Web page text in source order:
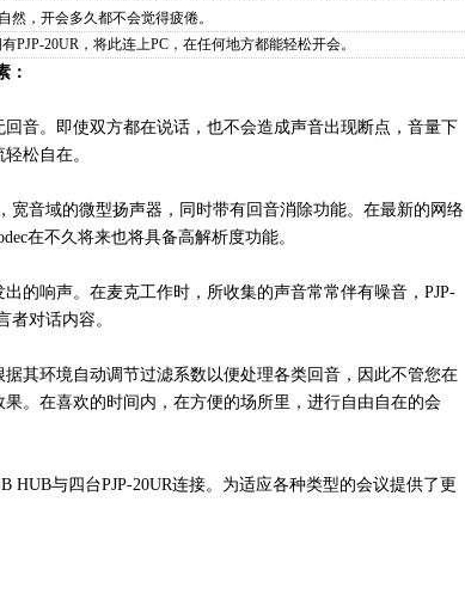
然，开会多久都不会觉得疲倦。
20UR，将此连上PC，在任何地方都能轻松开会。
：
音。即使双方都在说话，也不会造成声音出现断点，音量下
松自在。
宽音域的微型扬声器，同时带有回音消除功能。在最新的网络
在不久将来也将具备高解析度功能。
的响声。在麦克工作时，所收集的声音常常伴有噪音，PJP-
者对话内容。
其环境自动调节过滤系数以便处理各类回音，因此不管您在
。在喜欢的时间内，在方便的场所里，进行自由自在的会
HUB与四台PJP-20UR连接。为适应各种类型的会议提供了更